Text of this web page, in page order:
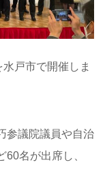
戸市で開催しま
参議院議員や自治
名が出席し、